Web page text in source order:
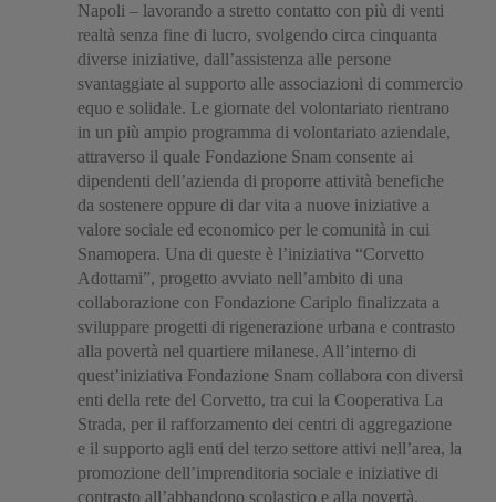
Napoli – lavorando a stretto contatto con più di venti
realtà senza fine di lucro, svolgendo circa cinquanta
diverse iniziative, dall’assistenza alle persone
svantaggiate al supporto alle associazioni di commercio
equo e solidale. Le giornate del volontariato rientrano
in un più ampio programma di volontariato aziendale,
attraverso il quale Fondazione Snam consente ai
dipendenti dell’azienda di proporre attività benefiche
da sostenere oppure di dar vita a nuove iniziative a
valore sociale ed economico per le comunità in cui
Snamopera. Una di queste è l’iniziativa “Corvetto
Adottami”, progetto avviato nell’ambito di una
collaborazione con Fondazione Cariplo finalizzata a
sviluppare progetti di rigenerazione urbana e contrasto
alla povertà nel quartiere milanese. All’interno di
quest’iniziativa Fondazione Snam collabora con diversi
enti della rete del Corvetto, tra cui la Cooperativa La
Strada, per il rafforzamento dei centri di aggregazione
e il supporto agli enti del terzo settore attivi nell’area, la
promozione dell’imprenditoria sociale e iniziative di
contrasto all’abbandono scolastico e alla povertà.